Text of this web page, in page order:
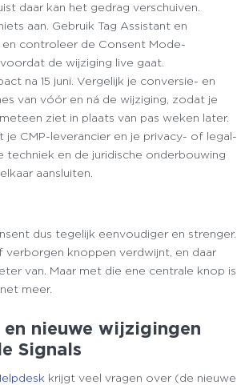
daar kan het gedrag verschuiven.
aan. Gebruik Tag Assistant en
controleer de Consent Mode-
de wijziging live gaat.
na 15 juni. Vergelijk je conversie- en
van vóór en ná de wijziging, zodat je
ziet in plaats van pas weken later.
je CMP-leverancier en je privacy- of legal-
techniek en de juridische onderbouwing
aansluiten.
dus tegelijk eenvoudiger en strenger.
verborgen knoppen verdwijnt, en daar
van. Maar met die ene centrale knop is
meer.
en nieuwe wijzigingen
Signals
krijgt veel vragen over (de nieuwe